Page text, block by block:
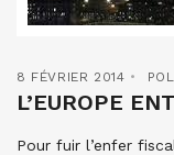
8 FÉVRIER 2014
L’EUROPE
Pour fuir l’enfer